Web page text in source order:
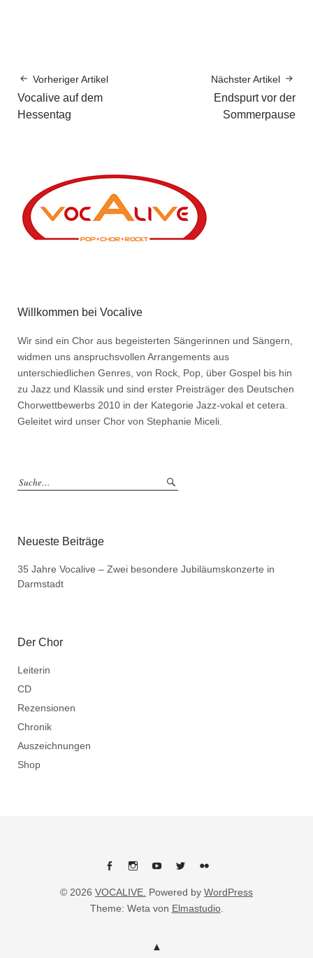
Vorheriger Artikel
Vocalive auf dem
Hessentag
Nächster Artikel
Endspurt vor der
Sommerpause
Willkommen bei Vocalive
Wir sind ein Chor aus begeisterten Sängerinnen und Sängern,
widmen uns anspruchsvollen Arrangements aus
unterschiedlichen Genres, von Rock, Pop, über Gospel bis hin
zu Jazz und Klassik und sind erster Preisträger des Deutschen
Chorwettbewerbs 2010 in der Kategorie Jazz-vokal et cetera.
Geleitet wird unser Chor von Stephanie Miceli.
Neueste Beiträge
35 Jahre Vocalive – Zwei besondere Jubiläumskonzerte in
Darmstadt
Der Chor
Leiterin
CD
Rezensionen
Chronik
Auszeichnungen
Shop
FacebookInstagramYoutubeTwitterflickr
© 2026 VOCALIVE. Powered by WordPress
Theme: Weta von Elmastudio.